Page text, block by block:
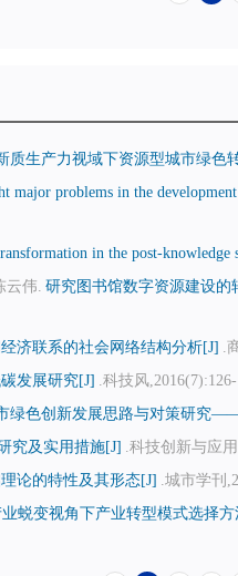
质生产力视域下资源型城市绿色
major problems in the
in the post-knowledge
云伟. 研究图书馆数字资源建设
济联系的社会网络结构分析[J] .
发展研究[J] .科技风
绿色创新发展思路与对策研究
究及实用措施[J] .科技创新与应
论的特性及其形态[J] .城市学刊
业蜕变视角下产业转型模式选择